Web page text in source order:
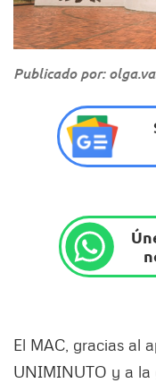
Publicado por:
El MAC, gracias al
UNIMINUTO y a la